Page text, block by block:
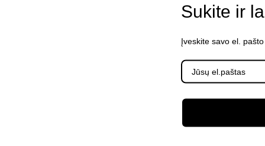
Sukite ir
Įveskite savo el.